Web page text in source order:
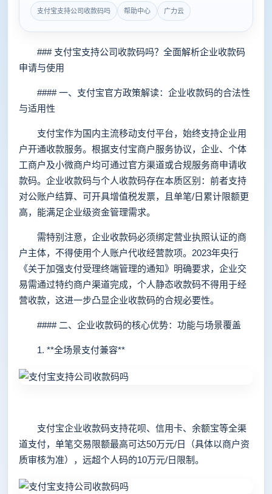
支付宝支持公司收款码吗 帮助中心 广力云
### 支付宝支持公司收款码吗？全面解析企业收款码
申请与使用
#### 一、支付宝官方政策解读：企业收款码的合法性
与适用性
支付宝作为国内主流移动支付平台，始终支持企业用
户开通收款服务。根据支付宝商户服务协议，企业、个体
工商户及小微商户均可通过官方渠道或合规服务商申请收
款码。企业收款码与个人收款码存在本质区别：前者支持
对公账户结算、可开具增值税发票，且单笔/日累计限额更
高，能满足企业级资金管理需求。
需特别注意，企业收款码必须绑定营业执照认证的商
户主体，不得使用个人账户代收经营款项。2023年央行
《关于加强支付受理终端管理的通知》明确要求，企业交
易需通过特约商户渠道完成，个人静态收款码不得用于经
营收款，这进一步凸显企业收款码的合规必要性。
#### 二、企业收款码的核心优势：功能与场景覆盖
1. **全场景支付兼容**
支付宝企业收款码支持花呗、信用卡、余额宝等全渠
道支付，单笔交易限额最高可达50万元/日（具体以商户资
质审核为准），远超个人码的10万元/日限制。